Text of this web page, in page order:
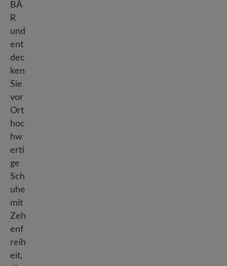
BÄ
R
und
ent
dec
ken
Sie
vor
Ort
hoc
hw
erti
ge
Sch
uhe
mit
Zeh
enf
reih
eit,